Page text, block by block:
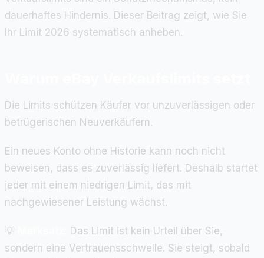
dauerhaftes Hindernis. Dieser Beitrag zeigt, wie Sie
Ihr Limit 2026 systematisch anheben.
Die Limits schützen Käufer vor unzuverlässigen oder
betrügerischen Neuverkäufern.
Ein neues Konto ohne Historie kann noch nicht
beweisen, dass es zuverlässig liefert. Deshalb startet
jeder mit einem niedrigen Limit, das mit
nachgewiesener Leistung wächst.
💡
Das Limit ist kein Urteil über Sie,
sondern eine Vertrauensschwelle. Sie steigt, sobald